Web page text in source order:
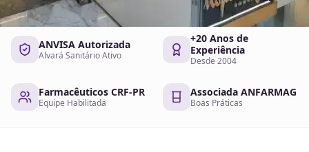
ANVISA Autorizada
Alvará Sanitário Ativo
+20 Anos de
Experiência
Desde 2004
Farmacêuticos CRF-PR
Equipe Habilitada
Associada ANFARMAG
Boas Práticas